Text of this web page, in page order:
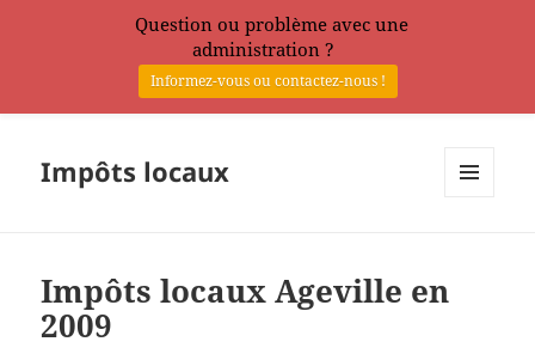
Impôts locaux
Impôts locaux Ageville en
2009
Question ou problème avec une
administration ?
Informez-vous ou contactez-nous !